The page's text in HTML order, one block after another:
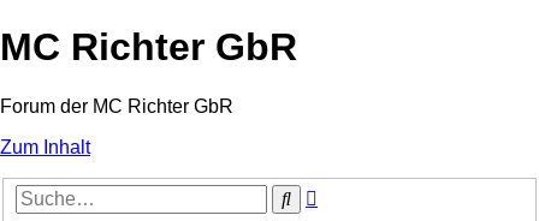
MC Richter GbR
Forum der MC Richter GbR
Zum Inhalt
Suche